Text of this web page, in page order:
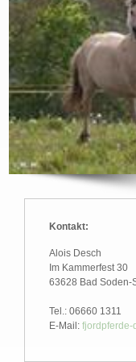
Kontakt:
Alois Desch
Im Kammerfest 30
63628 Bad Soden-
Tel.: 06660 1311
E-Mail: fjordpferde-